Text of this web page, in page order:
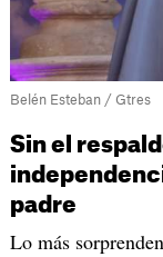
Belén Esteban / Gtres
Sin el
padre
Lo más